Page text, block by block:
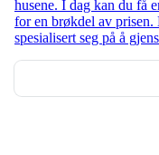
husene. I dag kan du få
for en brøkdel av
spesialisert seg på å